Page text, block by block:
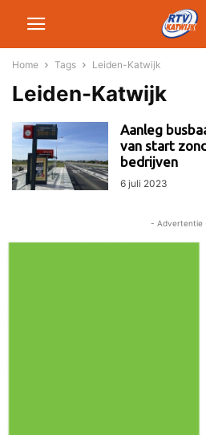
Home Tags Leiden-Katwijk
Leiden-Katwijk
Aanleg
van start
bedrijven
6 juli 2023
- Advertentie